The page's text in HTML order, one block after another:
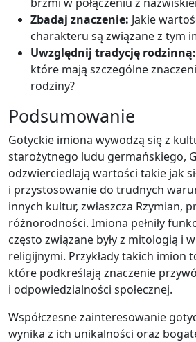
Zbadaj znaczenie: Jakie
charakteru są związane z tym
Uwzględnij tradycję rodzinną:
które mają szczególne
rodziny?
Podsumowanie
Gotyckie imiona wywodzą się z
starożytnego ludu germańskiego,
odzwierciedlają wartości takie jak
i przystosowanie do trudnych
innych kultur, zwłaszcza Rzymian,
różnorodności. Imiona pełniły
często związane były z mitologią i
religijnymi. Przykłady takich imion
które podkreślają znaczenie
i odpowiedzialności społecznej.
Współczesne zainteresowanie
wynika z ich unikalności oraz